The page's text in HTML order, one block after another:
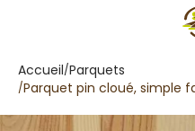
Accueil Parquets
Parquet pin cloué, simple